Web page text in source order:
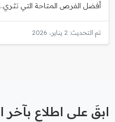
أفضل الفرص المتاحة التي
تم التحديث: 2 يناير، 2026
ابقَ على اطلاع